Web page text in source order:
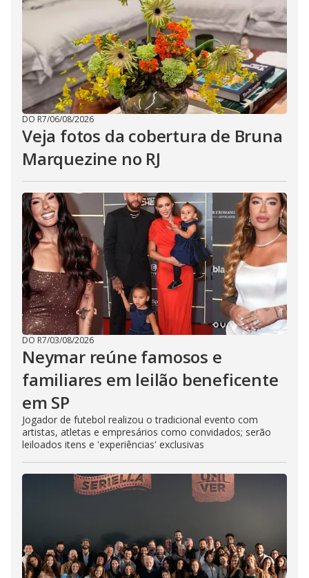
DO R7/06/08/2026
Veja fotos da cobertura de Bruna
Marquezine no RJ
DO R7/03/08/2026
Neymar reúne famosos e
familiares em leilão beneficente
em SP
Jogador de futebol realizou o tradicional evento com
artistas, atletas e empresários como convidados; serão
leiloados itens e 'experiências' exclusivas